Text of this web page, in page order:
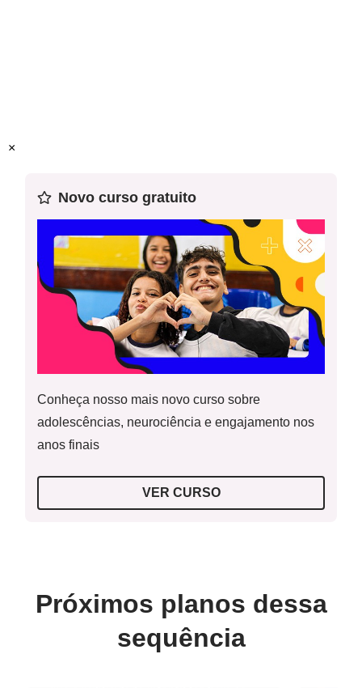
×
Novo curso gratuito
Conheça nosso mais novo curso sobre
adolescências, neurociência e engajamento nos
anos finais
VER CURSO
Próximos planos dessa
sequência